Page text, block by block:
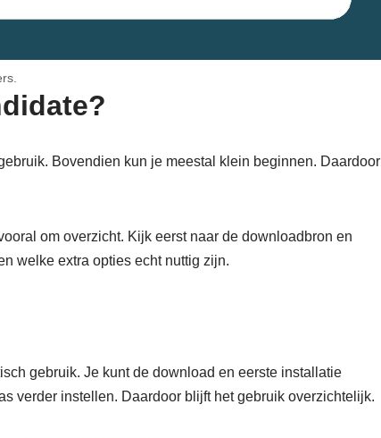
Bovendien kun je meestal klein beginnen. Daardoor
om overzicht. Kijk eerst naar de downloadbron en
welke extra opties echt nuttig zijn.
gebruik. Je kunt de download en eerste installatie
verder instellen. Daardoor blijft het gebruik overzichtelijk.